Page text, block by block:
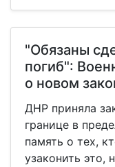
получить
тониками,
пистолетов,
бутылки, ножи
"Обязаны
погиб":
о новом
ДНР приняла
границе в
память о тех,
узаконить это,